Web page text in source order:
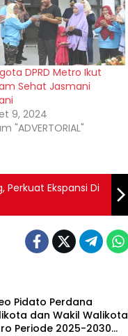
DPRD Metro Ikut
Sehat Jasmani
9, 2024
"ADVERTORIAL"
Ekspansi Di
Pidato Perdana
dan Wakil Walikota
Periode 2025-2030